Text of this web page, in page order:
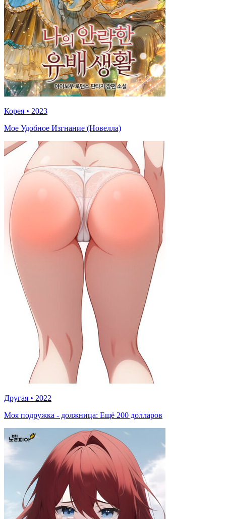
Корея • 2023
Мое Удобное Изгнание (Новелла)
Другая • 2022
Моя подружка - должница: Ещё 200 долларов